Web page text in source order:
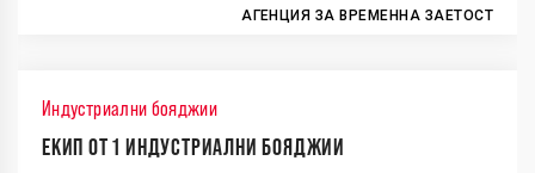
АГЕНЦИЯ ЗА ВРЕМЕННА ЗАЕТОСТ
Индустриални бояджии
ЕКИП ОТ 1 ИНДУСТРИАЛНИ БОЯДЖИИ